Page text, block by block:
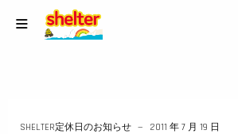
SHELTER定休日のお知らせ 2011 年 7 月 19 日